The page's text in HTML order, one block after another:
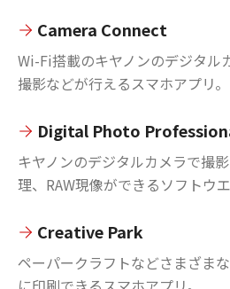
Camera Connect
Wi-Fi搭載のキヤノンのデジタル
撮影などが行えるスマホアプリ。
Digital Photo
キヤノンのデジタルカメラで撮
理、RAW現像ができるソフトウエ
Creative Park
ペーパークラフトなどさまざま